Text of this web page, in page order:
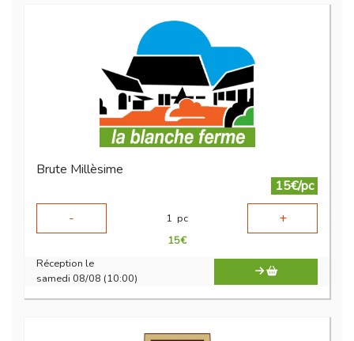
Brute Millèsime
15€/pc
-
1 pc +
15€
Réception le
samedi 08/08 (10:00)